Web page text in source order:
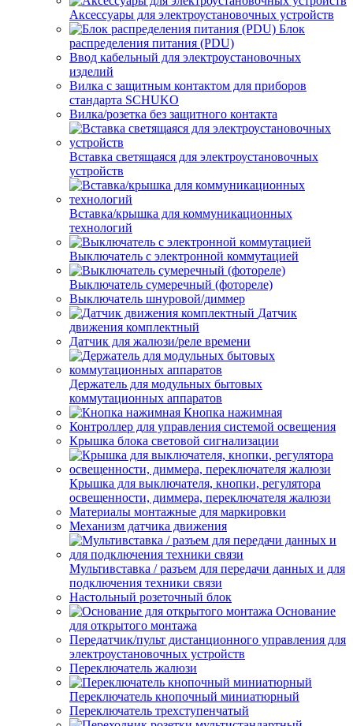
Аксессуары для электроустановочных устройств
Блок
распределения питания (PDU)
Ввод кабельный для электроустановочных
изделий
Вилка с защитным контактом для приборов
стандарта SCHUKO
Вилка/розетка без защитного контакта
Вставка светящаяся для электроустановочных
устройств
Вставка/крышка для коммуникационных
технологий
Выключатель с электронной коммутацией
Выключатель сумеречный (фотореле)
Выключатель шнуровой/диммер
Датчик
движения комплектный
Датчик для жалюзи/реле времени
Держатель для модульных бытовых
коммутационных аппаратов
Кнопка нажимная
Контроллер для управления системой освещения
Крышка блока световой сигнализации
Крышка для выключателя, кнопки, регулятора
освещенности, диммера, переключателя жалюзи
Материалы монтажные для маркировки
Механизм датчика движения
Мультивставка / разъем для передачи данных и для
подключения техники связи
Настольный розеточный блок
Основание
для открытого монтажа
Передатчик/пульт дистанционного управления для
электроустановочных устройств
Переключатель жалюзи
Переключатель кнопочный миниатюрный
Переключатель трехступенчатый